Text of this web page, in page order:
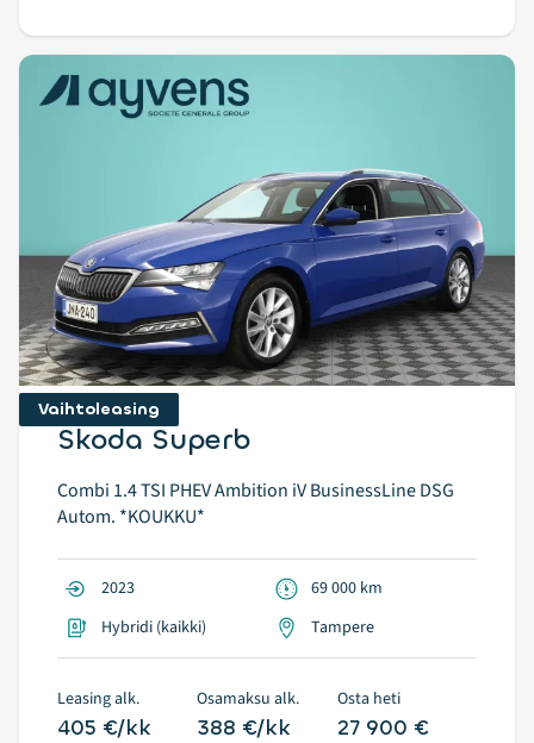
Vaihtoleasing
Skoda Superb
Combi 1.4 TSI PHEV Ambition iV BusinessLine DSG
Autom. *KOUKKU*
2023
69 000 km
Hybridi (kaikki)
Tampere
Leasing alk.
405 €/kk
Osamaksu alk.
388 €/kk
Osta heti
27 900 €